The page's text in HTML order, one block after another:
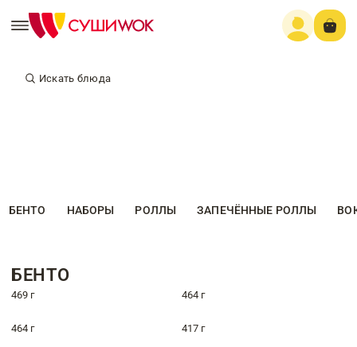
Искать блюда
БЕНТО НАБОРЫ РОЛЛЫ ЗАПЕЧЁННЫЕ РОЛЛЫ
БЕНТО
469 г 464 г
464 г 417 г